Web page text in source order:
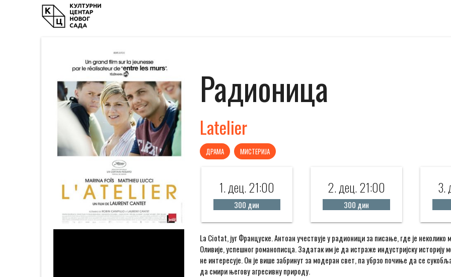
Радионицa
Latelier
ДРАМА МИСТЕРИЈА
1. дец. 21:00
300 дин
2. дец. 21:00
300 дин
3.
La Ciotat, југ Француске. Антоан учествује у радионици за писање, где је
Оливије, успешног романописца. Задатак им је да истраже индустријску историју
не интересује. Он је више забринут за модеран свет, па убрзо почиње да се
да смири његову агресивну природу.